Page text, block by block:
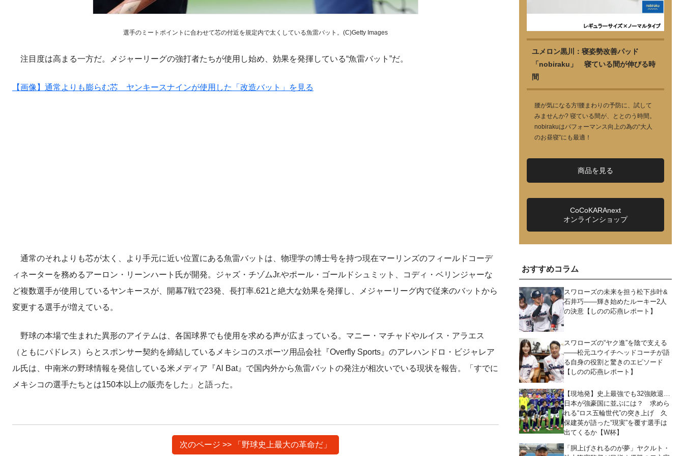
選手のミートポイントに合わせて芯の付近を規定内で太くしている魚雷バット。(C)Getty Images
注目度は高まる一方だ。メジャーリーグの強打者たちが使用し始め、効果を発揮している“魚雷バット”だ。
【画像】通常よりも膨らむ芯 ヤンキースナインが使用した「改造バット」を見る
通常のそれよりも芯が太く、より手元に近い位置にある魚雷バットは、物理学の博士号を持つ現在マーリンズのフィールドコーデ
ィネーターを務めるアーロン・リーンハート氏が開発。ジャズ・チゾムJr.やポール・ゴールドシュミット、コディ・ベリンジャーな
ど複数選手が使用しているヤンキースが、開幕7戦で23発、長打率.621と絶大な効果を発揮し、メジャーリーグ内で従来のバットから
変更する選手が増えている。
野球の本場で生まれた異形のアイテムは、各国球界でも使用を求める声が広まっている。マニー・マチャドやルイス・アラエス
（ともにパドレス）らとスポンサー契約を締結しているメキシコのスポーツ用品会社『Overfly Sports』のアレハンドロ・ビジャレア
ル氏は、中南米の野球情報を発信している米メディア『Al Bat』で国内外から魚雷バットの発注が相次いでいる現状を報告。「すでに
メキシコの選手たちとは150本以上の販売をした」と語った。
次のページ >> 「野球史上最大の革命だ」
ユメロン黒川：寝姿勢改善パッド
「nobiraku」 寝ている間が伸びる時
間
腰が気になる方!腰まわりの予防に、試して
みませんか? 寝ている間が、ととのう時間。
nobirakuはパフォーマンス向上の為の“大人
のお昼寝”にも最適！
商品を見る
CoCoKARAnext
オンラインショップ
おすすめコラム
スワローズの未来を担う松下歩叶&
石井巧――輝き始めたルーキー2人
の決意【しのの応燕レポート】
スワローズの“ヤク進”を陰で支える
――松元ユウイチヘッドコーチが語
る自身の役割と驚きのエピソード
【しのの応燕レポート】
【現地発】史上最強でも32強敗退…
日本が強豪国に並ぶには？ 求めら
れる“ロス五輪世代”の突き上げ 久
保建英が語った“現実”を覆す選手は
出てくるか【W杯】
「胴上げされるのが夢」ヤクルト・